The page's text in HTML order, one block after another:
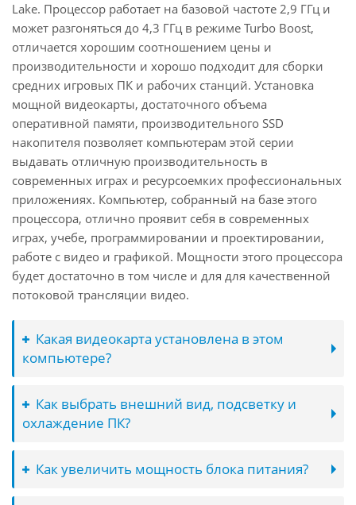
Lake. Процессор работает на базовой частоте 2,9 ГГц и
может разгоняться до 4,3 ГГц в режиме Turbo Boost,
отличается хорошим соотношением цены и
производительности и хорошо подходит для сборки
средних игровых ПК и рабочих станций. Установка
мощной видеокарты, достаточного объема
оперативной памяти, производительного SSD
накопителя позволяет компьютерам этой серии
выдавать отличную производительность в
современных играх и ресурсоемких профессиональных
приложениях. Компьютер, собранный на базе этого
процессора, отлично проявит себя в современных
играх, учебе, программировании и проектировании,
работе с видео и графикой. Мощности этого процессора
будет достаточно в том числе и для для качественной
потоковой трансляции видео.
Какая видеокарта установлена в этом
компьютере?
Как выбрать внешний вид, подсветку и
охлаждение ПК?
Как увеличить мощность блока питания?